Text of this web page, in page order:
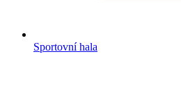
Sportovní hala